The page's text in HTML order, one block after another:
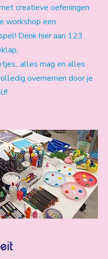
creatieve oefeningen
workshop een
Denk hier aan 123
mag en alles
overnemen door je